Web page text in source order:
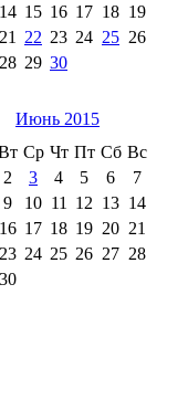
14 15 16 17 18 19
21 22 23 24 25 26
28 29 30
Июнь 2015
Ср Чт Пт Сб Вс
2 3 4 5 6
7
9 10 11 12 13 14
16 17 18 19 20 21
23 24 25 26 27 28
30